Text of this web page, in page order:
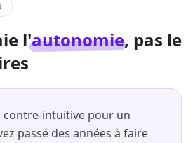
l'autonomie, pas le
contre-intuitive pour un
passé des années à faire